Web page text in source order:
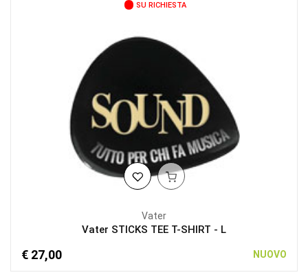
SU RICHIESTA
Vater
Vater STICKS TEE T-SHIRT - L
€ 27,00 NUOVO